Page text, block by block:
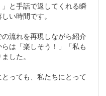
」と手話で返してくれる瞬
い時間です。
流れを再現しながら紹介
は「楽しそう！」「私も
した。
っても、私たちにとって